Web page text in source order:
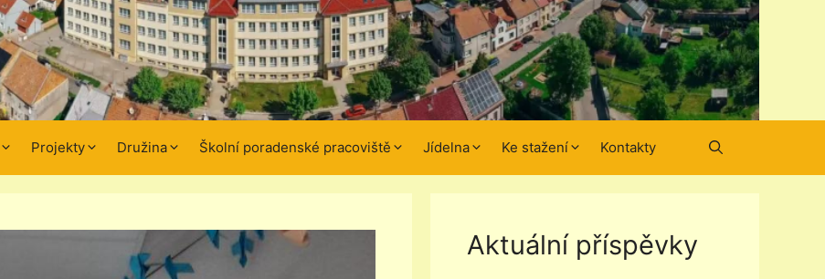
Projekty Družina Školní poradenské pracoviště Jídelna Ke stažení Kontakty
Aktuální příspěvky